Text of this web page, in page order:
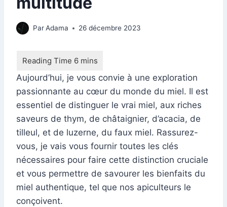
ParAdama 26 décembre 2023
Aujourd’hui, je vous convie à une exploration
passionnante au cœur du monde du miel. Il est
essentiel de distinguer le vrai miel, aux riches
saveurs de thym, de châtaignier, d’acacia, de
tilleul, et de luzerne, du faux miel. Rassurez-
vous, je vais vous fournir toutes les clés
nécessaires pour faire cette distinction cruciale
et vous permettre de savourer les bienfaits du
miel authentique, tel que nos apiculteurs le
conçoivent.